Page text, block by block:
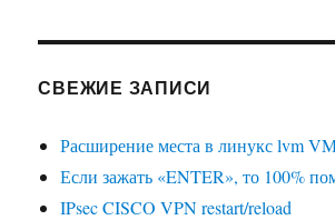
СВЕЖИЕ ЗАПИСИ
Расширение места в линукс lvm
Если зажать «ENTER», то 100%
IPsec CISCO VPN restart/reload